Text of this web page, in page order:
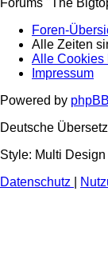
Forums "The
Foren-
Alle Zeiten
Alle Cookies
Impressum
Powered by phpBB
Deutsche
Style: Multi
Datenschutz